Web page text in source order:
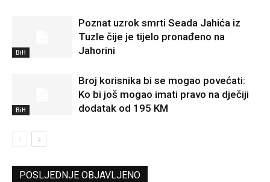
BiH
Poznat uzrok smrti Seada Jahića iz
Tuzle čije je tijelo pronađeno na
Jahorini
BiH
Broj korisnika bi se mogao povećati:
Ko bi još mogao imati pravo na dječiji
dodatak od 195 KM
POSLJEDNJE OBJAVLJENO